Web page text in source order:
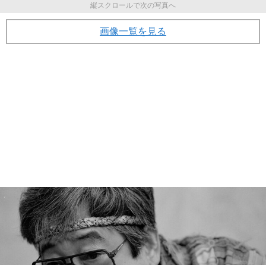
縦スクロールで次の写真へ
画像一覧を見る